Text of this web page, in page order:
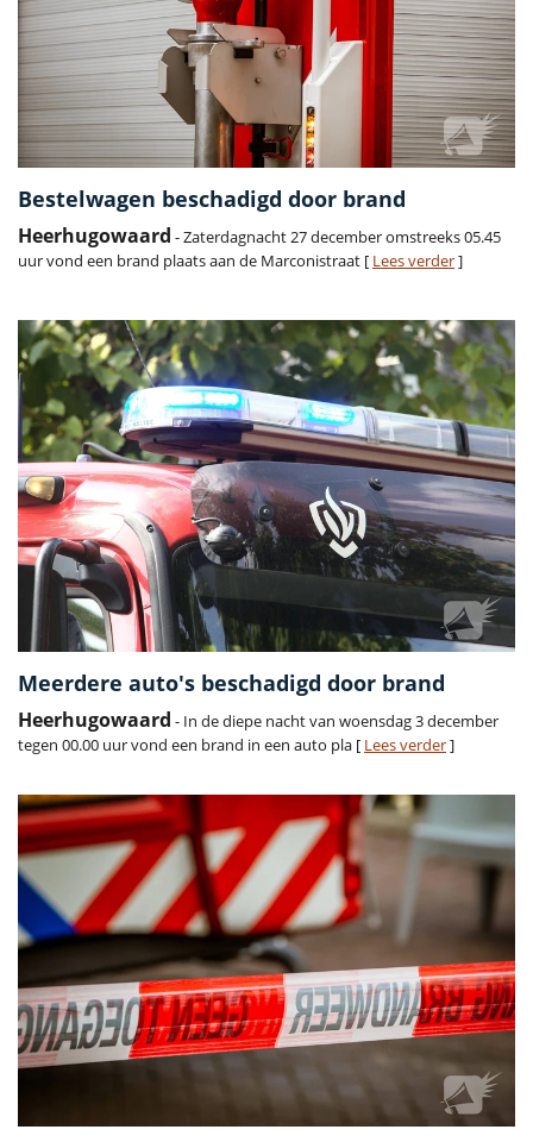
Bestelwagen beschadigd door brand
Heerhugowaard - Zaterdagnacht 27 december omstreeks 05.45
uur vond een brand plaats aan de Marconistraat [ Lees verder]
Meerdere auto's beschadigd door brand
Heerhugowaard - In de diepe nacht van woensdag 3 december
tegen 00.00 uur vond een brand in een auto pla [ Lees verder]